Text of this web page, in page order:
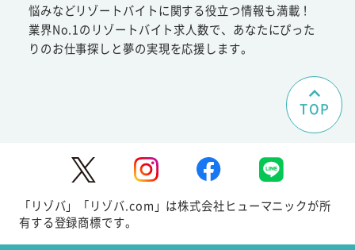
悩みなどリゾートバイトに関する役立つ情報も満載！
業界No.1のリゾートバイト求人数で、あなたにぴった
りのお仕事探しと夢の実現を応援します。
TOP
「リゾバ」「リゾバ.com」は株式会社ヒューマニックが所
有する登録商標です。